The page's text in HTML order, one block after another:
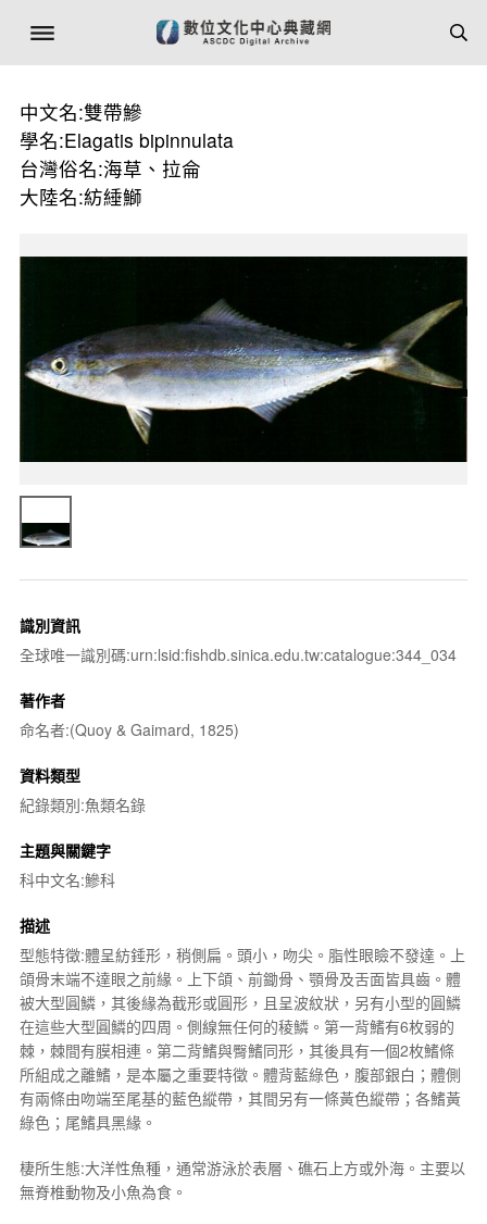
中文名:雙帶鰺
學名:Elagatis bipinnulata
台灣俗名:海草、拉侖
大陸名:紡綞鰤
識別資訊
全球唯一識別碼:urn:lsid:fishdb.sinica.edu.tw:catalogue:344_034
著作者
命名者:(Quoy & Gaimard, 1825)
資料類型
紀錄類別:魚類名錄
主題與關鍵字
科中文名:鰺科
描述
型態特徵:體呈紡錘形，稍側扁。頭小，吻尖。脂性眼瞼不發達。上
頜骨末端不達眼之前緣。上下頜、前鋤骨、顎骨及舌面皆具齒。體
被大型圓鱗，其後緣為截形或圓形，且呈波紋狀，另有小型的圓鱗
在這些大型圓鱗的四周。側線無任何的稜鱗。第一背鰭有6枚弱的
棘，棘間有膜相連。第二背鰭與臀鰭同形，其後具有一個2枚鰭條
所組成之離鰭，是本屬之重要特徵。體背藍綠色，腹部銀白；體側
有兩條由吻端至尾基的藍色縱帶，其間另有一條黃色縱帶；各鰭黃
綠色；尾鰭具黑緣。
棲所生態:大洋性魚種，通常游泳於表層、礁石上方或外海。主要以
無脊椎動物及小魚為食。